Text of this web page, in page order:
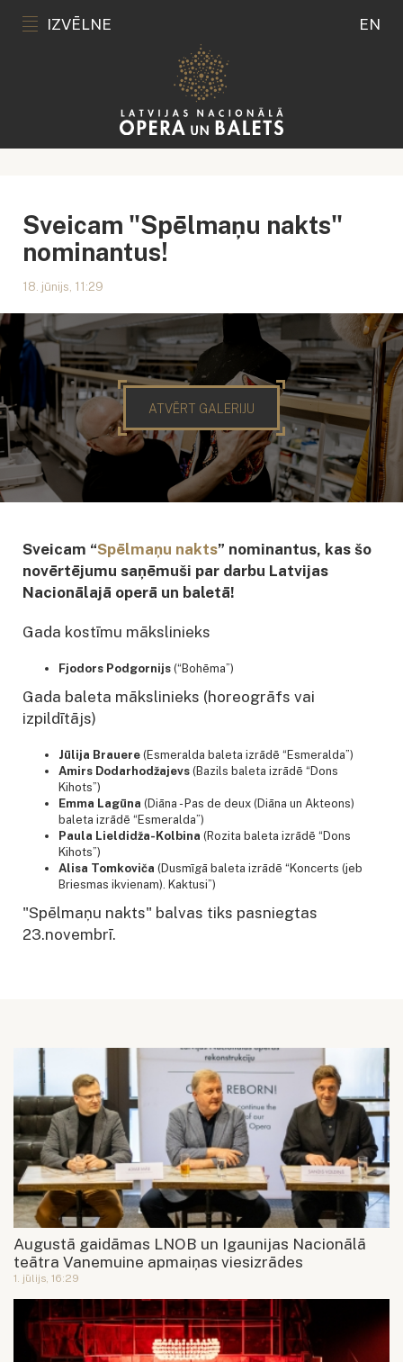
IZVĒLNE EN
Sveicam "Spēlmaņu nakts"
nominantus!
18. jūnijs, 11:29
ATVĒRT GALERIJU
Sveicam “Spēlmaņu nakts” nominantus, kas šo
novērtējumu saņēmuši par darbu Latvijas
Nacionālajā operā un baletā!
Gada kostīmu mākslinieks
Fjodors Podgornijs (“Bohēma”)
Gada baleta mākslinieks (horeogrāfs vai
izpildītājs)
Jūlija Brauere (Esmeralda baleta izrādē “Esmeralda”)
Amirs Dodarhodžajevs (Bazils baleta izrādē “Dons
Kihots”)
Emma Lagūna (Diāna - Pas de deux (Diāna un Akteons)
baleta izrādē “Esmeralda”)
Paula Lieldidža-Kolbina (Rozita baleta izrādē “Dons
Kihots”)
Alisa Tomkoviča (Dusmīgā baleta izrādē “Koncerts (jeb
Briesmas ikvienam). Kaktusi”)
"Spēlmaņu nakts" balvas tiks pasniegtas
23.novembrī.
Augustā gaidāmas LNOB un Igaunijas Nacionālā
teātra Vanemuine apmaiņas viesizrādes
1. jūlijs, 16:29